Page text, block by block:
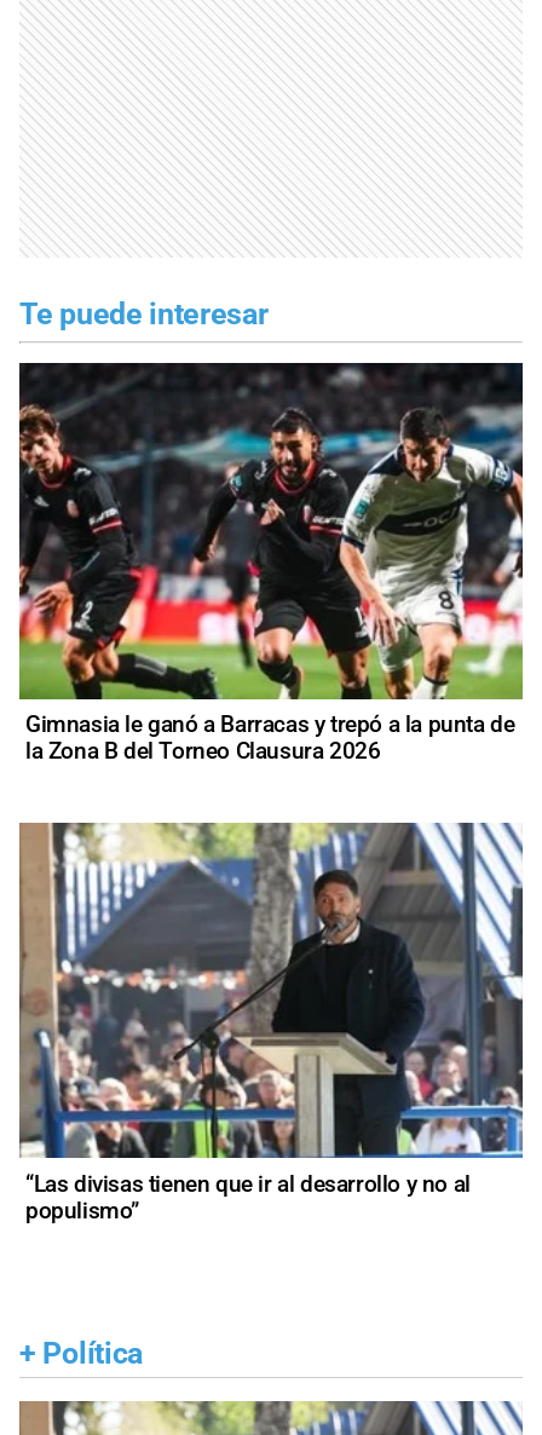
Te puede interesar
Gimnasia le ganó a Barracas y trepó a la punta de
la Zona B del Torneo Clausura 2026
“Las divisas tienen que ir al desarrollo y no al
populismo”
+ Política